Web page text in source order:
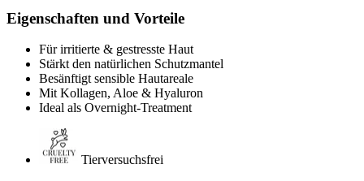
Eigenschaften und Vorteile
Für irritierte & gestresste Haut
Stärkt den natürlichen Schutzmantel
Besänftigt sensible Hautareale
Mit Kollagen, Aloe & Hyaluron
Ideal als Overnight-Treatment
Tierversuchsfrei